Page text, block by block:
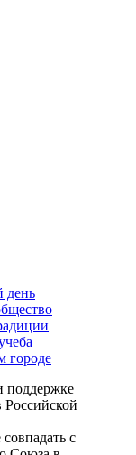
день
городе
поддержке
Российской
с